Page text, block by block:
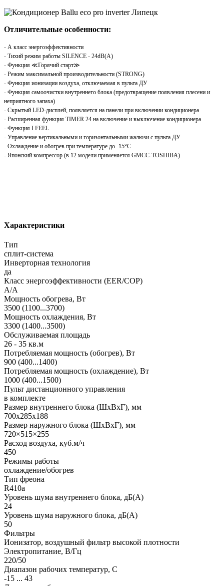
Отличительные особенности:
- А класс энергоэффективности
- Тихий режим работы SILENCE - 24dB(A)
- Функция ≪Горячий старт≫
- Режим максимальной производительности (STRONG)
- Функция ионизации воздуха, отключаемая в пульта ДУ
- Функция самоочистки внутреннего блока (предотвращение появления плесени и
неприятного запаха)
- Скрытый LED-дисплей, появляется на панели при включении кондиционера
- Расширенная функция TIMER 24 на включение и выключение кондиционера
- Функция I FEEL
- Управление вертикальными и горизонтальными жалюзи с пульта ДУ
- Охлаждение и обогрев при температуре до -15°С
- Японский компрессор (в 12 модели применяется GMCC-TOSHIBA)
Характеристики
Тип
сплит-система
Инверторная технология
да
Класс энергоэффективности (EER/COP)
A/A
Мощность обогрева, Вт
3500 (1100...3700)
Мощность охлаждения, Вт
3300 (1400...3500)
Обслуживаемая площадь
26 - 35 кв.м
Потребляемая мощность (обогрев), Вт
900 (400...1400)
Потребляемая мощность (охлаждение), Вт
1000 (400...1500)
Пульт дистанционного управления
в комплекте
Размер внутреннего блока (ШхВхГ), мм
700x285x188
Размер наружного блока (ШхВхГ), мм
720×515×255
Расход воздуха, куб.м/ч
450
Режимы работы
охлаждение/обогрев
Тип фреона
R410a
Уровень шума внутреннего блока, дБ(А)
24
Уровень шума наружного блока, дБ(А)
50
Фильтры
Ионизатор, воздушный фильтр высокой плотности
Электропитание, В/Гц
220/50
Диапазон рабочих температур, С
-15 ... 43